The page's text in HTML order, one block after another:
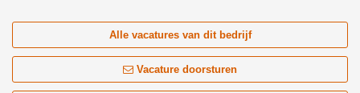
Alle vacatures van dit bedrijf
Vacature doorsturen